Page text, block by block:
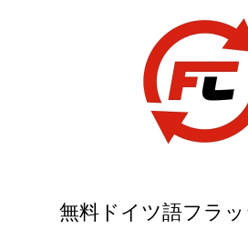
無料ドイツ語フラ